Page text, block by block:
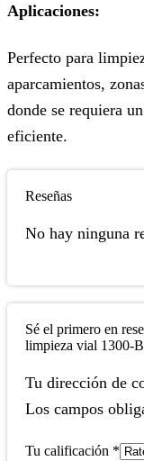
Aplicaciones:
Perfecto para
aparcamientos,
donde se requiera
eficiente.
Reseñas
No hay ninguna
Sé el primero en
limpieza vial 1300-
Tu dirección de
Los campos
Tu calificación *